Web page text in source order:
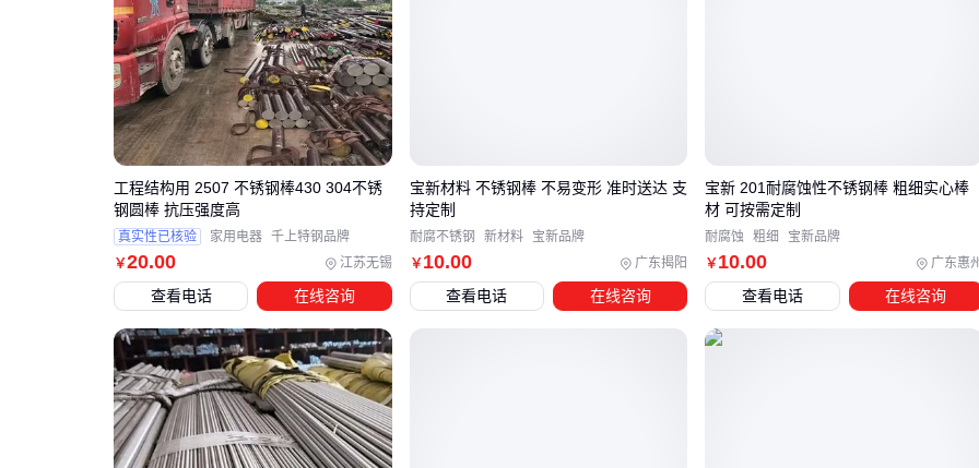
普通不锈钢降低40%以上。
另一个常被忽视的参数是棒材的直线度。用于精密导轨或传动
轴时，每米弯曲度超过0.5mm就可能影响装配。热轧棒通常比
冷拔棒公差大，但成本低20%-30%，非关键部位用热轧完全够
用。
￥20.00 江苏无锡
工程结构用 2507 不锈钢棒430 304不锈
钢圆棒 抗压强度高
真实性已核验 家用电器 千上特钢品牌
查看电话 在线咨询
￥ 10.00 广东揭阳
宝新材料 不锈钢棒 不易变形 准时送达 支
持定制
耐腐不锈钢 新材料 宝新品牌
查看电话 在线咨询
￥ 10.00 广东惠
宝新 201耐腐蚀性不锈钢棒 粗细实心棒
材 可按需定制
耐腐蚀 粗细 宝新品牌
查看电话 在线咨询